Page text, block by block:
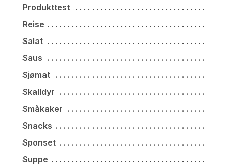
Produkttest
Reise
Salat
Saus
Sjømat
Skalldyr
Småkaker
Snacks
Sponset
Suppe